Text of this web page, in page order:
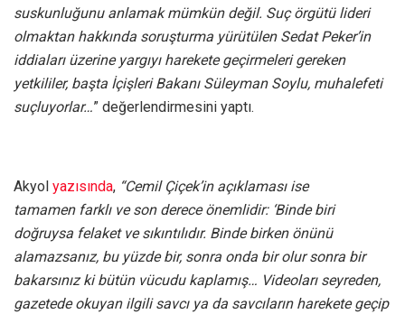
suskunluğunu anlamak mümkün değil. Suç örgütü lideri
olmaktan hakkında soruşturma yürütülen Sedat Peker’in
iddiaları üzerine yargıyı harekete geçirmeleri gereken
yetkililer, başta İçişleri Bakanı Süleyman Soylu, muhalefeti
suçluyorlar…” değerlendirmesini yaptı.
Akyol yazısında, “Cemil Çiçek’in açıklaması ise
tamamen farklı ve son derece önemlidir: ‘Binde biri
doğruysa felaket ve sıkıntılıdır. Binde birken önünü
alamazsanız, bu yüzde bir, sonra onda bir olur sonra bir
bakarsınız ki bütün vücudu kaplamış… Videoları seyreden,
gazetede okuyan ilgili savcı ya da savcıların harekete geçip